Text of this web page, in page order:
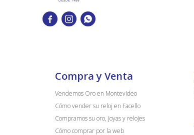
  
Compra y Venta
Vendemos Oro en Montevideo
Cómo vender su reloj en Facello
Compramos su oro, joyas y relojes
Cómo comprar por la web